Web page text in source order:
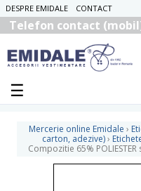
DESPRE EMIDALE CONTACT
Telefon contact
Mercerie online Emidale ›
carton, adezive) ›
Compozitie 65%